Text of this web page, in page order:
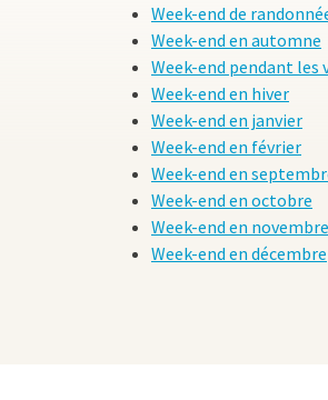
Week-end de
Week-end en automne
Week-end pendant les
Week-end en hiver
Week-end en janvier
Week-end en février
Week-end en
Week-end en octobre
Week-end en novembre
Week-end en décembre